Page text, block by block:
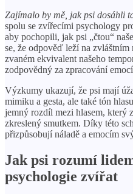
Zajímalo by mě, jak psi dosáhli
spolu se zvířecími psychology
aby pochopili, jak psi „čtou“
se, že odpověď leží na
zvaném ekvivalent našeho
zodpovědný za zpracování
Výzkumy ukazují, že psi mají
mimiku a gesta, ale také tón
jemný rozdíl mezi hlasem, který
zkreslený smutkem. Díky této
přizpůsobují náladě a emocím
Jak psi rozumí
psychologie zvířat